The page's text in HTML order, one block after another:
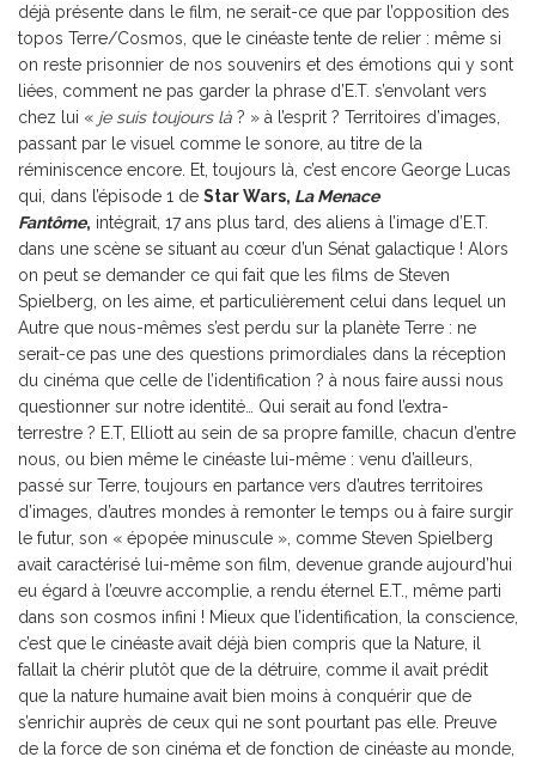
déjà présente dans le film, ne serait-ce que par l’opposition des
topos Terre/Cosmos, que le cinéaste tente de relier : même si
on reste prisonnier de nos souvenirs et des émotions qui y sont
liées, comment ne pas garder la phrase d’E.T. s’envolant vers
chez lui « je suis toujours là ? » à l’esprit ? Territoires d’images,
passant par le visuel comme le sonore, au titre de la
réminiscence encore. Et, toujours là, c’est encore George Lucas
qui, dans l’épisode 1 de Star Wars, La Menace
Fantôme, intégrait, 17 ans plus tard, des aliens à l’image d’E.T.
dans une scène se situant au cœur d’un Sénat galactique ! Alors
on peut se demander ce qui fait que les films de Steven
Spielberg, on les aime, et particulièrement celui dans lequel un
Autre que nous-mêmes s’est perdu sur la planète Terre : ne
serait-ce pas une des questions primordiales dans la réception
du cinéma que celle de l’identification ? à nous faire aussi nous
questionner sur notre identité… Qui serait au fond l’extra-
terrestre ? E.T, Elliott au sein de sa propre famille, chacun d’entre
nous, ou bien même le cinéaste lui-même : venu d’ailleurs,
passé sur Terre, toujours en partance vers d’autres territoires
d’images, d’autres mondes à remonter le temps ou à faire surgir
le futur, son « épopée minuscule », comme Steven Spielberg
avait caractérisé lui-même son film, devenue grande aujourd’hui
eu égard à l’œuvre accomplie, a rendu éternel E.T., même parti
dans son cosmos infini ! Mieux que l’identification, la conscience,
c’est que le cinéaste avait déjà bien compris que la Nature, il
fallait la chérir plutôt que de la détruire, comme il avait prédit
que la nature humaine avait bien moins à conquérir que de
s’enrichir auprès de ceux qui ne sont pourtant pas elle. Preuve
de la force de son cinéma et de fonction de cinéaste au monde,